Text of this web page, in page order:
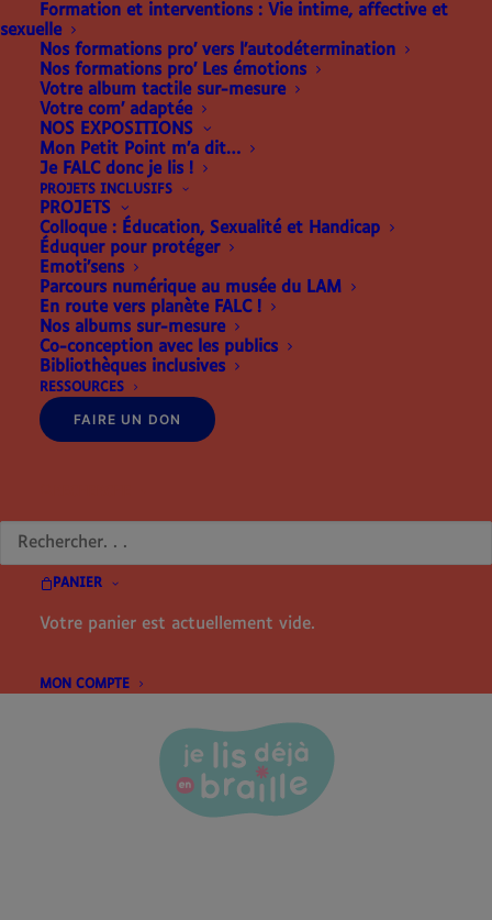
Formation et interventions : Vie intime, affective et
sexuelle
Nos formations pro’ vers l’autodétermination
Nos formations pro’ Les émotions
Votre album tactile sur-mesure
Votre com’ adaptée
NOS EXPOSITIONS
Mon Petit Point m’a dit…
Je FALC donc je lis !
PROJETS INCLUSIFS
PROJETS
Colloque : Éducation, Sexualité et Handicap
Éduquer pour protéger
Emoti’sens
Parcours numérique au musée du LAM
En route vers planète FALC !
Nos albums sur-mesure
Co-conception avec les publics
Bibliothèques inclusives
RESSOURCES
FAIRE UN DON
PANIER
Votre panier est actuellement vide.
MON COMPTE
Mon Mag’ en Braille :une adaptation en braille et
gros caractères des Belles Histoires,
jeunesse.